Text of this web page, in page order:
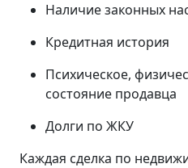
Наличие законных
Кредитная история
Психическое,
состояние продавца
Долги по ЖКУ
Каждая сделка по